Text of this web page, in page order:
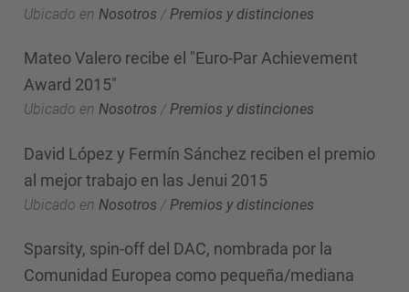
Ubicado en Nosotros / Premios y distinciones
Mateo Valero recibe el "Euro-Par Achievement
Award 2015"
Ubicado en Nosotros /Premios y distinciones
David López y Fermín Sánchez reciben el premio
al mejor trabajo en las Jenui 2015
Ubicado en Nosotros / Premios y distinciones
Sparsity, spin-off del DAC, nombrada por la
Comunidad Europea como pequeña/mediana